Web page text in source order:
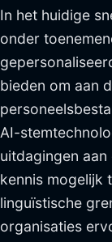
In het huidige
onder
bieden om aan
AI-
uitdagingen
kennis mogelijk
linguïstische
organisaties